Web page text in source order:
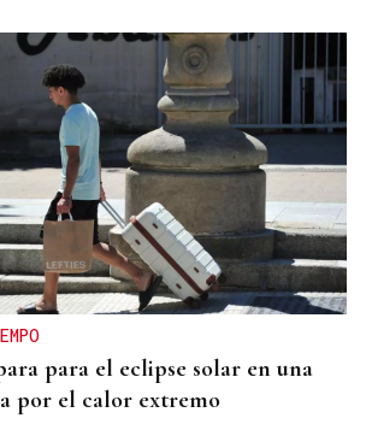
para el eclipse solar en una
por el calor extremo